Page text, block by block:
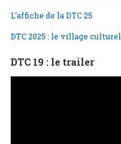
L’affiche de la DTC 25
DTC 2025 : le village culturel
DTC 19 : le trailer